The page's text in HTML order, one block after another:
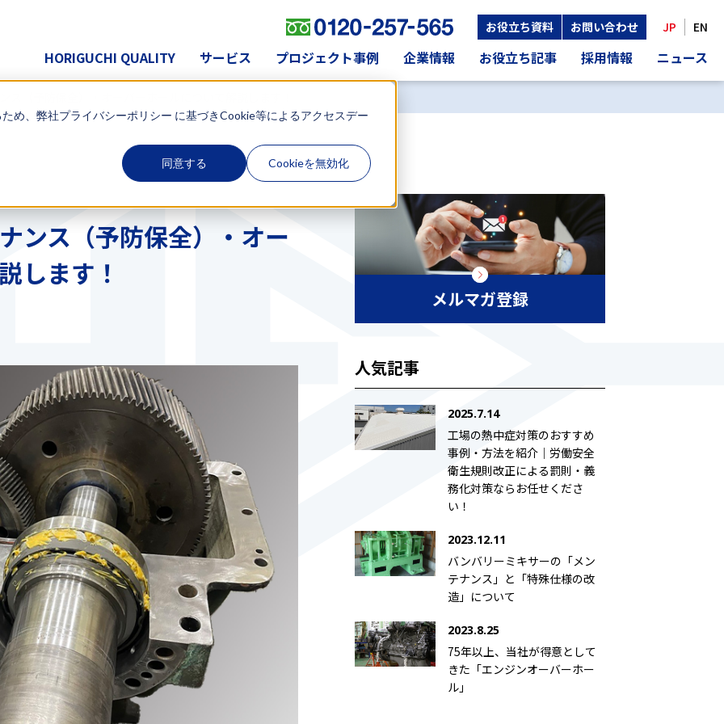
め、弊社プライバシーポリシー に基づきCookie等によるアクセスデー
同意する Cookieを無効化
HORIGUCHI QUALITY サービス プロジェクト事例 企業情報 お役立ち記事 採用情報 ニュース
お役立ち資料 お問い合わせ JP EN
ンス（予防保全）・オー
します！
メルマガ登録
人気記事
2025.7.14
工場の熱中症対策のおすすめ
事例・方法を紹介｜労働安全
衛生規則改正による罰則・義
務化対策ならお任せくださ
い！
2023.12.11
バンバリーミキサーの「メン
テナンス」と「特殊仕様の改
造」について
2023.8.25
75年以上、当社が得意として
きた「エンジンオーバーホー
ル」